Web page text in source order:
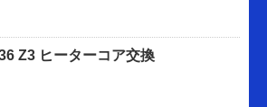
Z3 ヒーターコア交換